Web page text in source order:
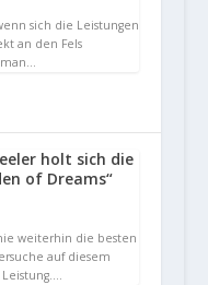
sich die Leistungen
an den Fels
holt sich die
of Dreams“
weiterhin die besten
auf diesem